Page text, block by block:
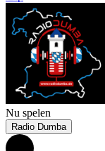
Nu spelen
Radio Dumba